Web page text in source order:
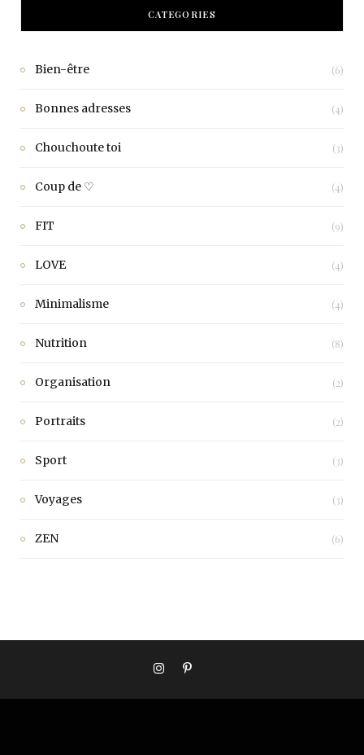
CATEGORIES
Bien-être (6)
Bonnes adresses (4)
Chouchoute toi (3)
Coup de ♡ (4)
FIT (9)
LOVE (4)
Minimalisme (4)
Nutrition (8)
Organisation (2)
Portraits (2)
Sport (3)
Voyages (3)
ZEN (6)